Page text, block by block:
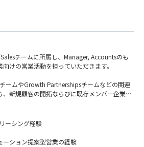
チームに所属し、Manager, Accountsのも
けの営業活動を担っていただきます。
ームやGrowth Partnershipsチームなどの関連
新規顧客の開拓ならびに既存メンバー企業と
ジメントを推進していただきます。
深く理解し、最適なソリューションを提案す
と事業成長への貢献を期待しています。
ーシング経験
ーション提案型営業の経験